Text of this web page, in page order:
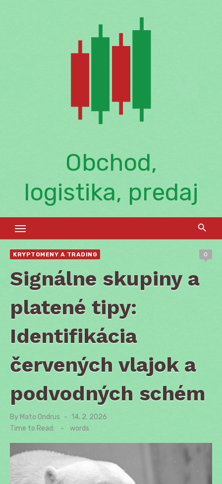
Obchod,
logistika, predaj
KRYPTOMENY A TRADING 0
Signálne skupiny a
platené tipy:
Identifikácia
červených vlajok a
podvodných schém
By Mato Ondrus
Posted
on
14. 2. 2026
Time to Read:
- words